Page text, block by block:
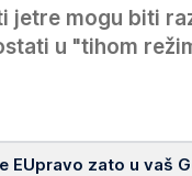
jetre mogu biti
u "tihom
EUpravo zato u vaš